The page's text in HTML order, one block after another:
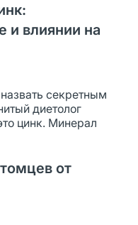
и влиянии на
секретным
диетолог
цинк. Минерал
от